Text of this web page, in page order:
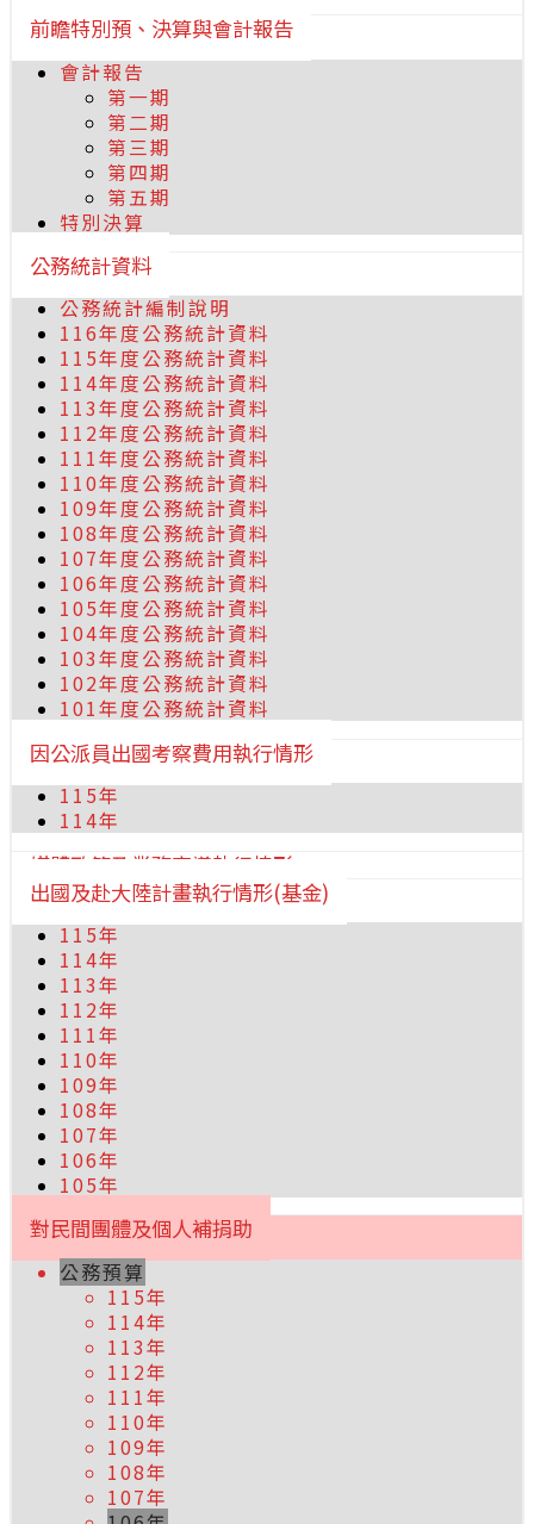
前瞻特別預、決算與會計報告
會計報告
第一期
第二期
第三期
第四期
第五期
特別決算
公務統計資料
公務統計編制說明
116年度公務統計資料
115年度公務統計資料
114年度公務統計資料
113年度公務統計資料
112年度公務統計資料
111年度公務統計資料
110年度公務統計資料
109年度公務統計資料
108年度公務統計資料
107年度公務統計資料
106年度公務統計資料
105年度公務統計資料
104年度公務統計資料
103年度公務統計資料
102年度公務統計資料
101年度公務統計資料
因公派員出國考察費用執行情形
115年
114年
媒體政策及業務宣導執行情形
出國及赴大陸計畫執行情形(基金)
115年
114年
113年
112年
111年
110年
109年
108年
107年
106年
105年
對民間團體及個人補捐助
公務預算
115年
114年
113年
112年
111年
110年
109年
108年
107年